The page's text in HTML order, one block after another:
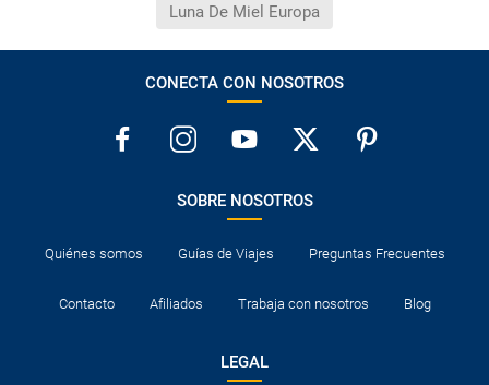
Luna De Miel Europa
CONECTA CON NOSOTROS
SOBRE NOSOTROS
Quiénes somos Guías de Viajes Preguntas Frecuentes
Contacto Afiliados Trabaja con nosotros Blog
LEGAL